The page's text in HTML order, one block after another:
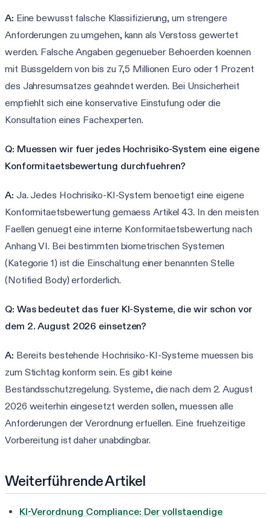
A: Eine bewusst falsche Klassifizierung, um strengere
Anforderungen zu umgehen, kann als Verstoss gewertet
werden. Falsche Angaben gegenueber Behoerden koennen
mit Bussgeldern von bis zu 7,5 Millionen Euro oder 1 Prozent
des Jahresumsatzes geahndet werden. Bei Unsicherheit
empfiehlt sich eine konservative Einstufung oder die
Konsultation eines Fachexperten.
Q: Muessen wir fuer jedes Hochrisiko-System eine eigene
Konformitaetsbewertung durchfuehren?
A: Ja. Jedes Hochrisiko-KI-System benoetigt eine eigene
Konformitaetsbewertung gemaess Artikel 43. In den meisten
Faellen genuegt eine interne Konformitaetsbewertung nach
Anhang VI. Bei bestimmten biometrischen Systemen
(Kategorie 1) ist die Einschaltung einer benannten Stelle
(Notified Body) erforderlich.
Q: Was bedeutet das fuer KI-Systeme, die wir schon vor
dem 2. August 2026 einsetzen?
A: Bereits bestehende Hochrisiko-KI-Systeme muessen bis
zum Stichtag konform sein. Es gibt keine
Bestandsschutzregelung. Systeme, die nach dem 2. August
2026 weiterhin eingesetzt werden sollen, muessen alle
Anforderungen der Verordnung erfuellen. Eine fruehzeitige
Vorbereitung ist daher unabdingbar.
Weiterführende Artikel
KI-Verordnung Compliance: Der vollstaendige